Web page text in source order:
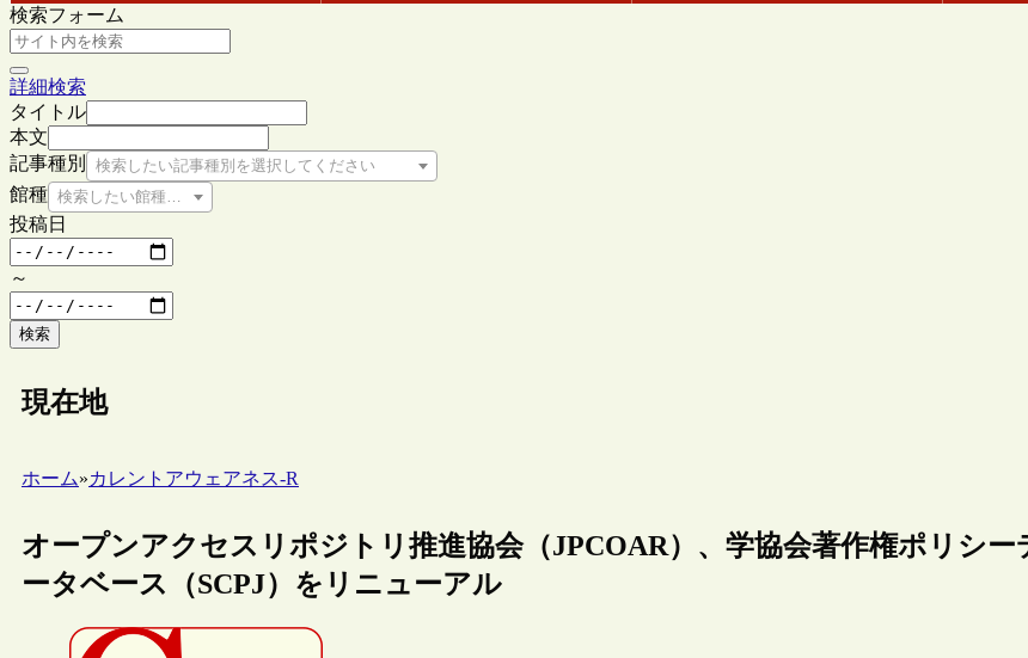
検索フォーム
詳細検索
タイトル
本文
記事種別
検索したい記事種別を選択してください
館種 検索したい館種を選択してください
投稿日
～
検索
現在地
ホーム»カレントアウェアネス-R
オープンアクセスリポジトリ推進協会（JPCOAR）、学協会著作権ポリシー
ータベース（SCPJ）をリニューアル